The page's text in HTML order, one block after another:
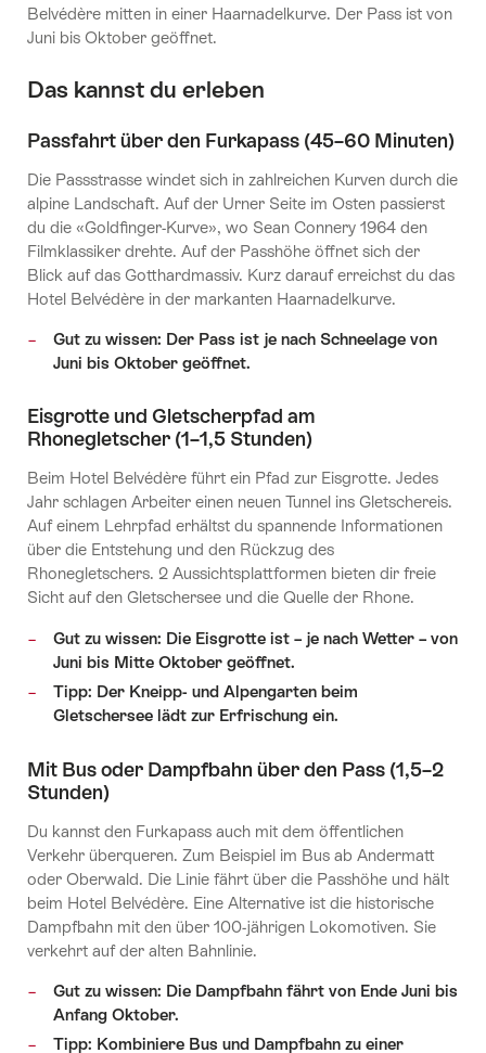
Belvédère mitten in einer Haarnadelkurve. Der Pass ist von
Juni bis Oktober geöffnet.
Das kannst du erleben
Passfahrt über den Furkapass (45–60 Minuten)
Die Passstrasse windet sich in zahlreichen Kurven durch die
alpine Landschaft. Auf der Urner Seite im Osten passierst
du die «Goldfinger-Kurve», wo Sean Connery 1964 den
Filmklassiker drehte. Auf der Passhöhe öffnet sich der
Blick auf das Gotthardmassiv. Kurz darauf erreichst du das
Hotel Belvédère in der markanten Haarnadelkurve.
Gut zu wissen: Der Pass ist je nach Schneelage von
Juni bis Oktober geöffnet.
Eisgrotte und Gletscherpfad am
Rhonegletscher (1–1,5 Stunden)
Beim Hotel Belvédère führt ein Pfad zur Eisgrotte. Jedes
Jahr schlagen Arbeiter einen neuen Tunnel ins Gletschereis.
Auf einem Lehrpfad erhältst du spannende Informationen
über die Entstehung und den Rückzug des
Rhonegletschers. 2 Aussichtsplattformen bieten dir freie
Sicht auf den Gletschersee und die Quelle der Rhone.
Gut zu wissen: Die Eisgrotte ist – je nach Wetter – von
Juni bis Mitte Oktober geöffnet.
Tipp: Der Kneipp- und Alpengarten beim
Gletschersee lädt zur Erfrischung ein.
Mit Bus oder Dampfbahn über den Pass (1,5–2
Stunden)
Du kannst den Furkapass auch mit dem öffentlichen
Verkehr überqueren. Zum Beispiel im Bus ab Andermatt
oder Oberwald. Die Linie fährt über die Passhöhe und hält
beim Hotel Belvédère. Eine Alternative ist die historische
Dampfbahn mit den über 100-jährigen Lokomotiven. Sie
verkehrt auf der alten Bahnlinie.
Gut zu wissen: Die Dampfbahn fährt von Ende Juni bis
Anfang Oktober.
Tipp: Kombiniere Bus und Dampfbahn zu einer